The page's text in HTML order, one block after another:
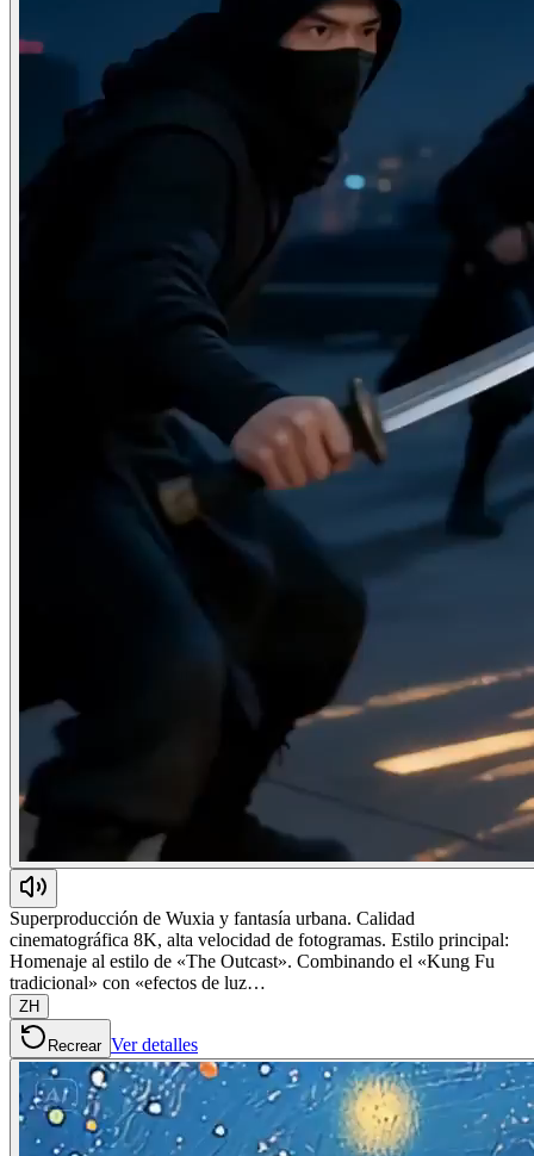
Superproducción de Wuxia y fantasía urbana. Calidad
cinematográfica 8K, alta velocidad de fotogramas. Estilo principal:
Homenaje al estilo de «The Outcast». Combinando el «Kung Fu
tradicional» con «efectos de luz…
ZH
Recrear Ver detalles